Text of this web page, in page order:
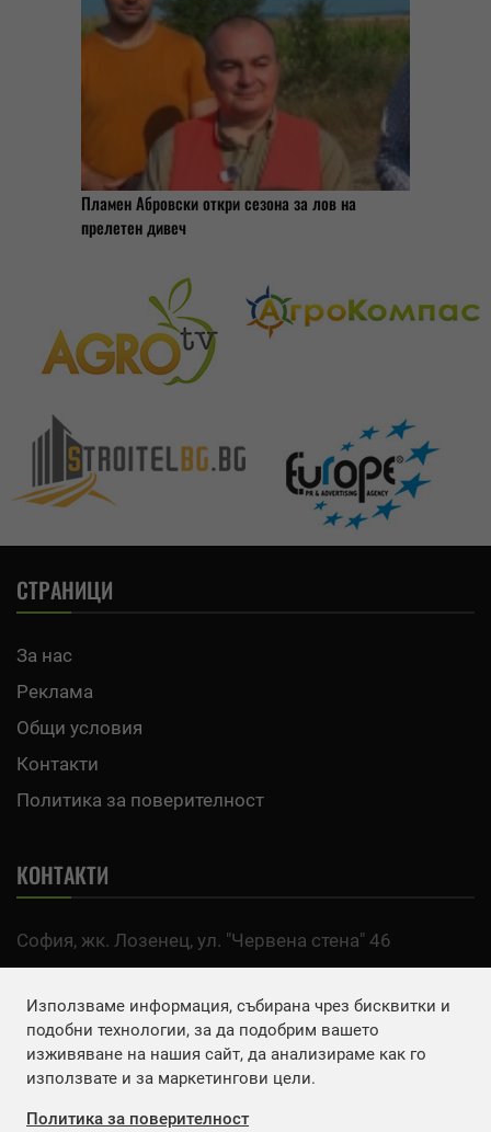
Пламен Абровски откри сезона за лов на
прелетен дивеч
СТРАНИЦИ
За нас
Реклама
Общи условия
Контакти
Политика за поверителност
КОНТАКТИ
София, жк. Лозенец, ул. "Червена стена" 46
Email: office@agro.bg
FACEBOOK
Използваме информация, събирана чрез бисквитки и
подобни технологии, за да подобрим вашето
изживяване на нашия сайт, да анализираме как го
използвате и за маркетингови цели.
Политика за поверителност